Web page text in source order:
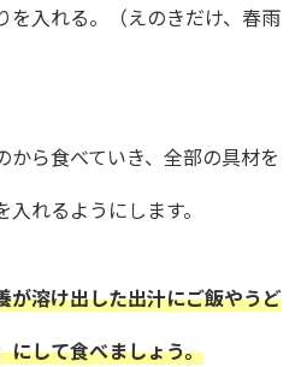
を入れる。（えのきだけ、春雨
ら食べていき、全部の具材を
れるようにします。
が溶け出した出汁にご飯やうど
にして食べましょう。